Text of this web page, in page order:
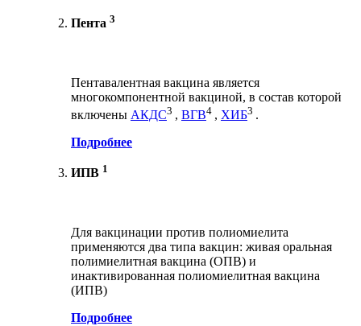
Пента 3
Пентавалентная вакцина является
многокомпонентной вакциной, в состав которой
включены АКДС3 , ВГВ4 , ХИБ3 .
Подробнее
ИПВ 1
Для вакцинации против полиомиелита
применяются два типа вакцин: живая оральная
полимиелитная вакцина (ОПВ) и
инактивированная полиомиелитная вакцина
(ИПВ)
Подробнее